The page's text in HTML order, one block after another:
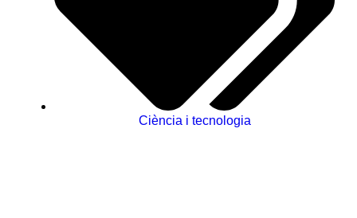
Ciència i tecnologia